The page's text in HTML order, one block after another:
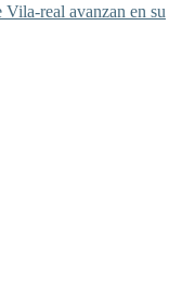
real avanzan en su